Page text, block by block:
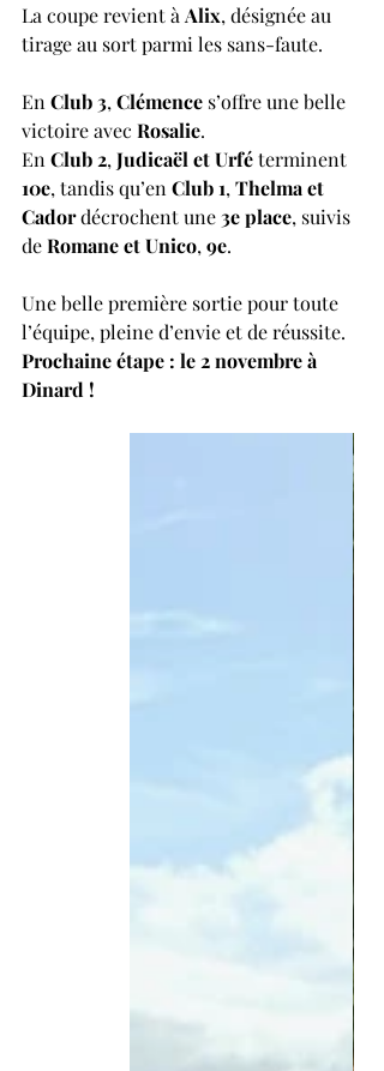
La coupe revient à Alix, désignée au
tirage au sort parmi les sans-faute.
En Club 3, Clémence s’offre une belle
victoire avec Rosalie.
En Club 2, Judicaël et Urfé terminent
10e, tandis qu’en Club 1, Thelma et
Cador décrochent une 3e place, suivis
de Romane et Unico, 9e.
Une belle première sortie pour toute
l’équipe, pleine d’envie et de réussite.
Prochaine étape : le 2 novembre à
Dinard !